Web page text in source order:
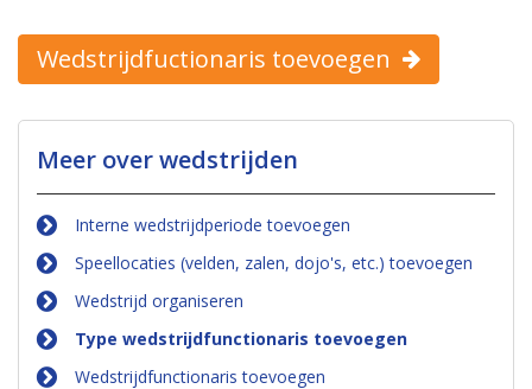
Wedstrijdfuctionaris toevoegen
Meer over wedstrijden
Interne wedstrijdperiode toevoegen
Speellocaties (velden, zalen, dojo's, etc.) toevoegen
Wedstrijd organiseren
Type wedstrijdfunctionaris toevoegen
Wedstrijdfunctionaris toevoegen